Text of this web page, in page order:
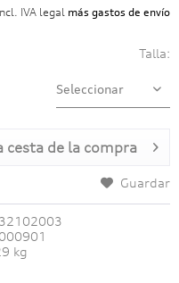
IVA legal más gastos de envío
Talla:
cesta de la compra
Guardar
kg